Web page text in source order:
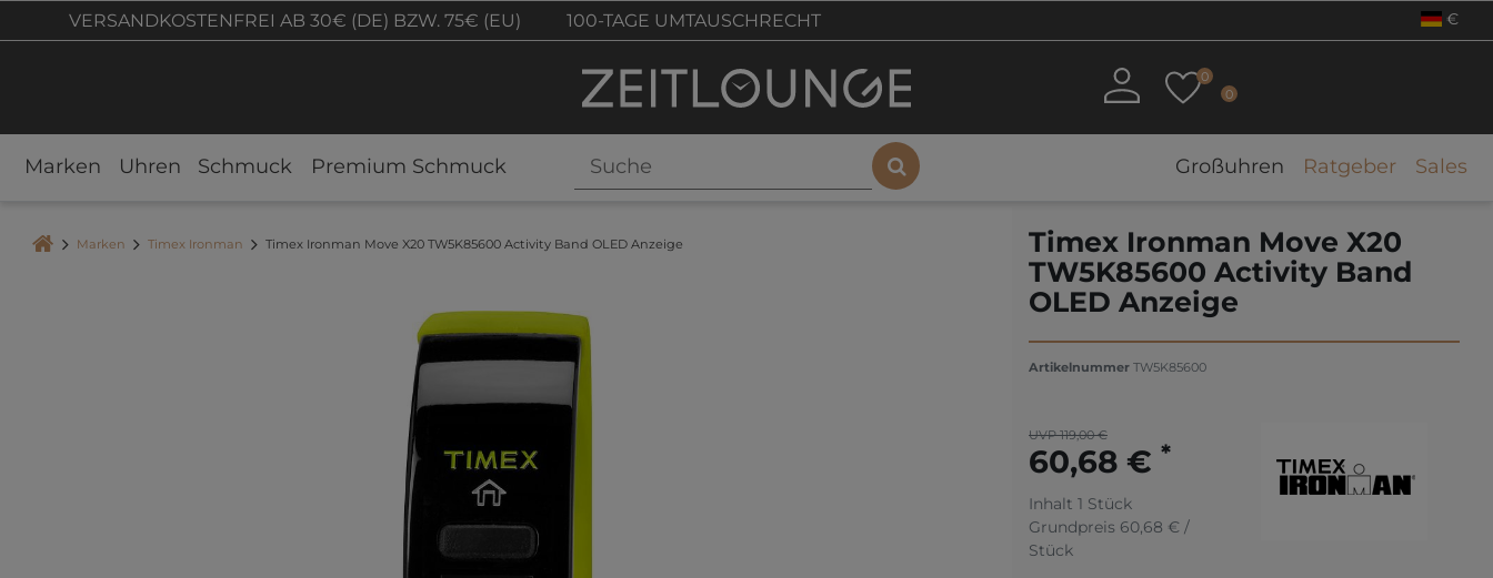
VERSANDKOSTENFREI AB 30€ (DE) BZW. 75€ (EU) 100-TAGE UMTAUSCHRECHT €
0
0
Marken Uhren Schmuck Premium Schmuck Großuhren Ratgeber Sales
Marken Timex Ironman Timex Ironman Move X20 TW5K85600 Activity Band OLED Anzeige
Timex Ironman Move X20
TW5K85600 Activity Band
OLED Anzeige
Artikelnummer TW5K85600
UVP 119,00 €
60,68 € *
Inhalt 1 Stück
Grundpreis 60,68 € /
Stück